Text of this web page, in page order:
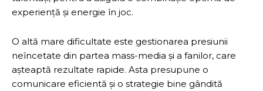
experiență și energie în joc.
O altă mare dificultate este gestionarea presiunii
neîncetate din partea mass-media și a fanilor, care
așteaptă rezultate rapide. Asta presupune o
comunicare eficientă și o strategie bine gândită